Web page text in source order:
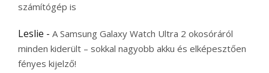
számítógép is
Leslie - A Samsung Galaxy Watch Ultra 2 okosóráról
minden kiderült – sokkal nagyobb akku és elképesztően
fényes kijelző!